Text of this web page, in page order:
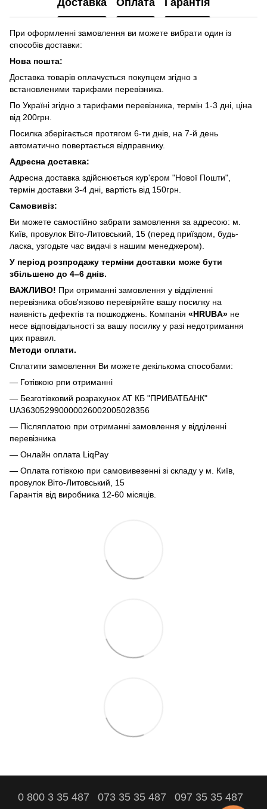
Доставка Оплата Гарантія
При оформленні замовлення ви можете вибрати один із
способів доставки:
Нова пошта:
Доставка товарів оплачується покупцем згідно з
встановленими тарифами перевізника.
По Україні згідно з тарифами перевізника, термін 1-3 дні, ціна
від 200грн.
Посилка зберігається протягом 6-ти днів, на 7-й день
автоматично повертається відправнику.
Адресна доставка:
Адресна доставка здійснюється кур'єром "Нової Пошти",
термін доставки 3-4 дні, вартість від 150грн.
Самовивіз:
Ви можете самостійно забрати замовлення за адресою: м.
Київ, провулок Віто-Литовський, 15 (перед приїздом, будь-
ласка, узгодьте час видачі з нашим менеджером).
У період розпродажу терміни доставки може бути
збільшено до 4–6 днів.
ВАЖЛИВО! При отриманні замовлення у відділенні
перевізника обов'язково перевіряйте вашу посилку на
наявність дефектів та пошкоджень. Компанія «HRUBA» не
несе відповідальності за вашу посилку у разі недотримання
цих правил.
Методи оплати.
Сплатити замовлення Ви можете декількома способами:
— Готівкою рпи отриманні
— Безготівковий розрахунок АТ КБ "ПРИВАТБАНК"
UA363052990000026002005028356
— Післяплатою при отриманні замовлення у відділенні
перевізника
— Онлайн оплата LiqPay
— Оплата готівкою при самовивезенні зі складу у м. Київ,
провулок Віто-Литовський, 15
Гарантія від виробника 12-60 місяців.
0 800 3 35 487 073 35 35 487 097 35 35 487